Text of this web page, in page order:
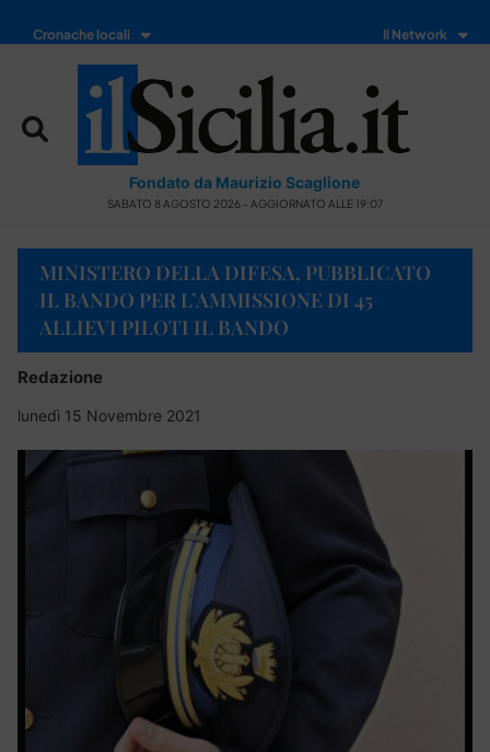
Cronache locali Il Network
Fondato da Maurizio Scaglione
SABATO 8 AGOSTO 2026 - AGGIORNATO ALLE 19:07
MINISTERO DELLA DIFESA, PUBBLICATO
IL BANDO PER L’AMMISSIONE DI 45
ALLIEVI PILOTI IL BANDO
Redazione
lunedì 15 Novembre 2021